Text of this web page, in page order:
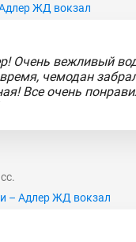
ЖД вокзал
Очень вежливый
чемодан
Все очень
– Адлер ЖД вокзал